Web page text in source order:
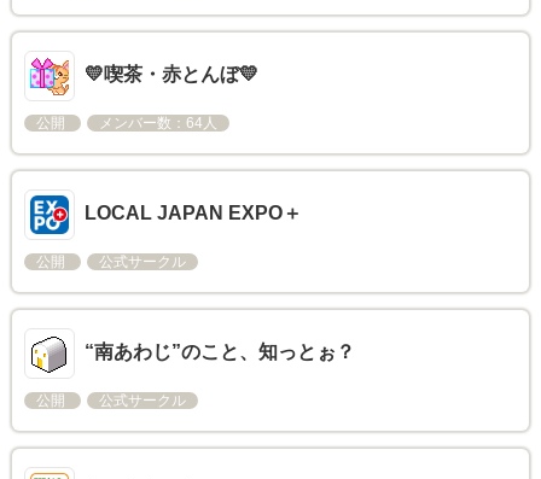
💛喫茶・赤とんぼ💛
公開 メンバー数：64人
LOCAL JAPAN EXPO＋​
公開 公式サークル
“南あわじ”のこと、知っとぉ？
公開 公式サークル